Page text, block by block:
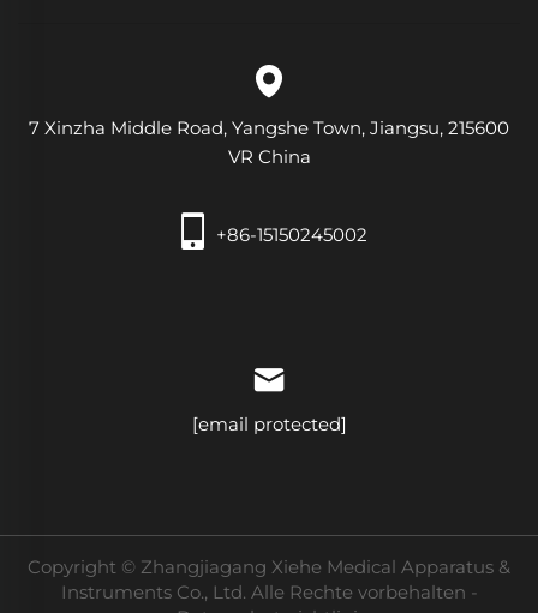
7 Xinzha Middle Road, Yangshe Town, Jiangsu, 215600
VR China
+86-15150245002
[email protected]
Copyright © Zhangjiagang Xiehe Medical Apparatus &
Instruments Co., Ltd. Alle Rechte vorbehalten -